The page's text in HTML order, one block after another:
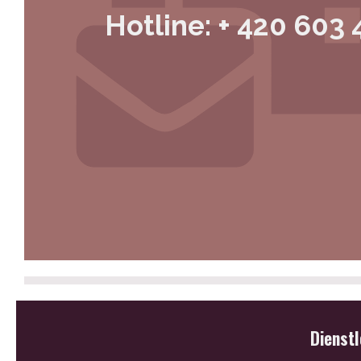
Hotline: + 420 603